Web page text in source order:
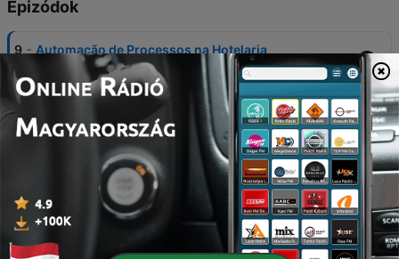
Epizódok
9 - Automação de Processos na Hotelaria
26 jún. 2020
8 Retrospectiva: As 7 Dicas dos Nossos Convidados
05 jún. 2020
Por que focar na sua reputação online com
Mauricio Reis
29 május 2020
6 -
A tecnologia como aliada na gestão hoteleira com
Diogo Rocha